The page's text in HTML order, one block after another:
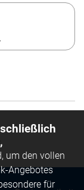
um den vollen
Angebotes
für